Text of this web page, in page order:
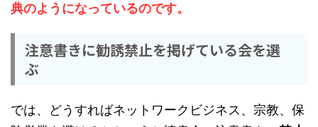
典のようになっているのです。
注意書きに勧誘禁止を掲げている会を選
ぶ
では、どうすればネットワークビジネス、宗教、保